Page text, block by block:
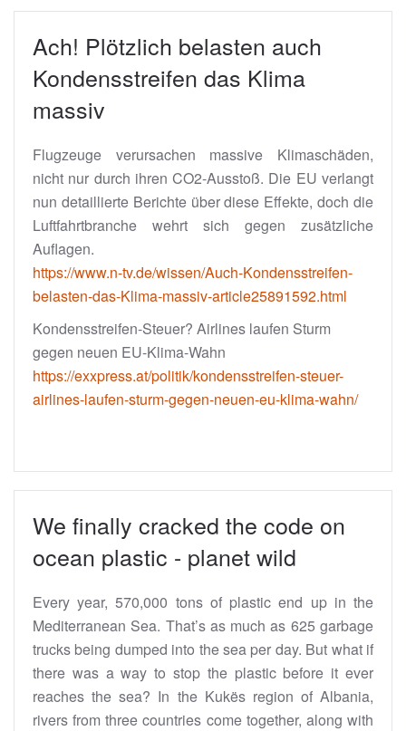
Ach! Plötzlich belasten auch
Kondensstreifen das Klima
massiv
Flugzeuge verursachen massive Klimaschäden,
nicht nur durch ihren CO2-Ausstoß. Die EU verlangt
nun detaillierte Berichte über diese Effekte, doch die
Luftfahrtbranche wehrt sich gegen zusätzliche
Auflagen.
https://www.n-tv.de/wissen/Auch-Kondensstreifen-
belasten-das-Klima-massiv-article25891592.html
Kondensstreifen-Steuer? Airlines laufen Sturm
gegen neuen EU-Klima-Wahn
https://exxpress.at/politik/kondensstreifen-steuer-
airlines-laufen-sturm-gegen-neuen-eu-klima-wahn/
We finally cracked the code on
ocean plastic - planet wild
Every year, 570,000 tons of plastic end up in the
Mediterranean Sea. That’s as much as 625 garbage
trucks being dumped into the sea per day. But what if
there was a way to stop the plastic before it ever
reaches the sea? In the Kukës region of Albania,
rivers from three countries come together, along with